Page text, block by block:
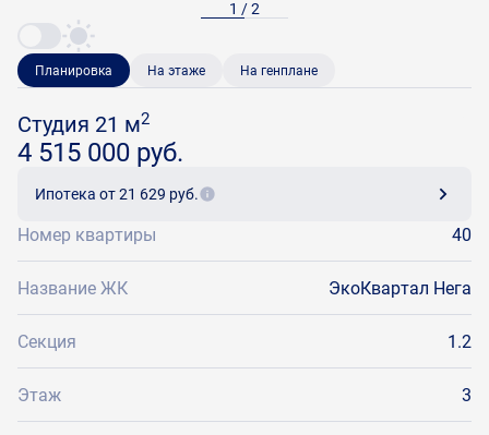
1 / 2
Планировка На этаже На генплане
Студия 21 м2
4 515 000 руб.
Ипотека от 21 629 руб.
Номер квартиры 40
Название ЖК ЭкоКвартал Нега
Секция 1.2
Этаж 3